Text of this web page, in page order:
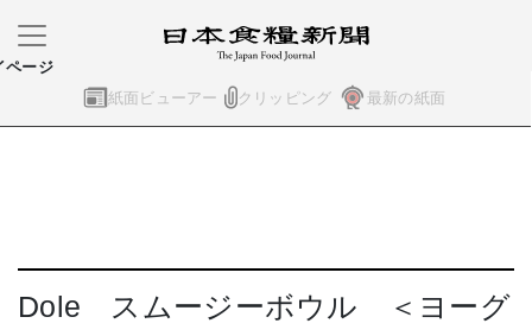
紙面ビューアー クリッピング 最新の紙面
ページ
Dole スムージーボウル ＜ヨーグ